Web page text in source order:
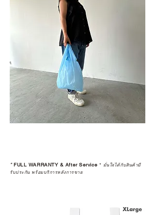
*FULL WARRANTY & After Service * มั่นใจได้กับสินค้ามี
รับประกัน พร้อมบริการหลังการขาย